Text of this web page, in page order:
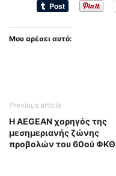
Μου αρέσει αυτό:
Previous article
Η AEGEAN χορηγός της
μεσημεριανής ζώνης
προβολών του 60ού ΦΚΘ